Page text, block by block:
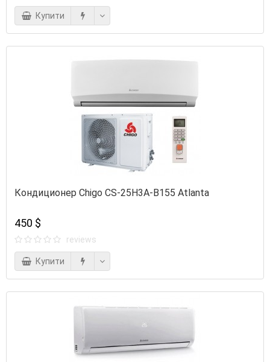
Купити
Кондиционер Chigo CS-25H3A-B155 Atlanta
450 $
reviews
Купити